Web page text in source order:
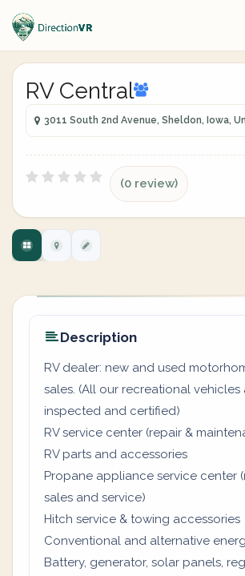
RV Central
3011 South 2nd Avenue, Sheldon, Iowa,
(0 review)
Description
RV dealer: new and used
sales. (All our recreational vehicles
inspected and certified)
RV service center (repair &
RV parts and accessories
Propane appliance service center
sales and service)
Hitch service & towing accessories
Conventional and alternative
Battery, generator, solar panels,